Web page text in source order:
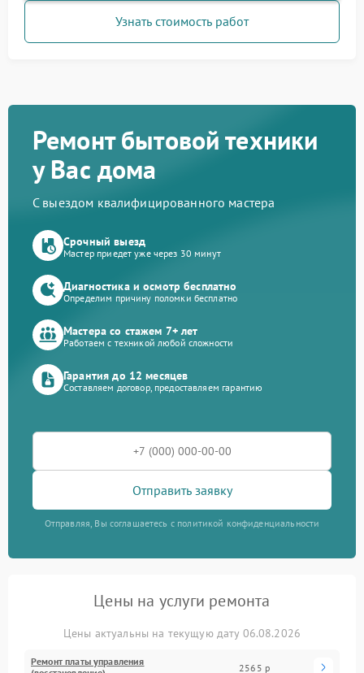
Узнать стоимость работ
Ремонт бытовой техники
у Вас дома
С выездом квалифицированного мастера
Срочный выезд
Мастер приедет уже через 30 минут
Диагностика и осмотр бесплатно
Определим причину поломки бесплатно
Мастера со стажем 7+ лет
Работаем с техникой любой сложности
Гарантия до 12 месяцев
Составляем договор, предоставляем гарантию
Отправить заявку
Отправляя, Вы соглашаетесь с политикой конфиденциальности
Цены на услуги ремонта
Цены актуальны на текущую дату 06.08.2026
Ремонт платы управления
2565 р